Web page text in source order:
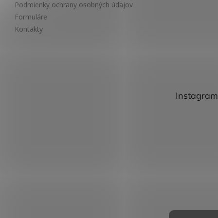
Podmienky ochrany osobných údajov
Formuláre
Kontakty
Instagram